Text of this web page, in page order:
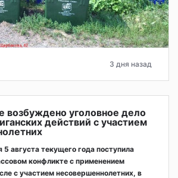
3 дня назад
возбуждено уголовное дело
действий с участием
5 августа текущего года поступила
конфликте с применением
с участием несовершеннолетних, в